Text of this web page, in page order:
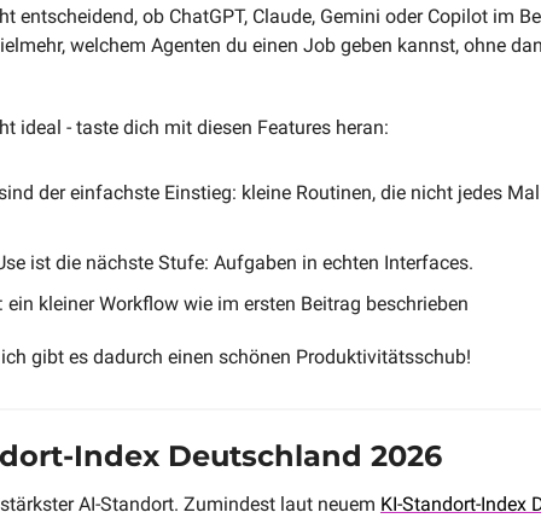
entscheidend, ob ChatGPT, Claude, Gemini oder Copilot im
welchem Agenten du einen Job geben kannst, ohne
ideal - taste dich mit diesen Features heran:
der einfachste Einstieg: kleine Routinen, die nicht jedes
ist die nächste Stufe: Aufgaben in echten Interfaces.
kleiner Workflow wie im ersten Beitrag beschrieben
gibt es dadurch einen schönen Produktivitätsschub!
Index Deutschland 2026
AI-Standort. Zumindest laut neuem KI-Standort-Index